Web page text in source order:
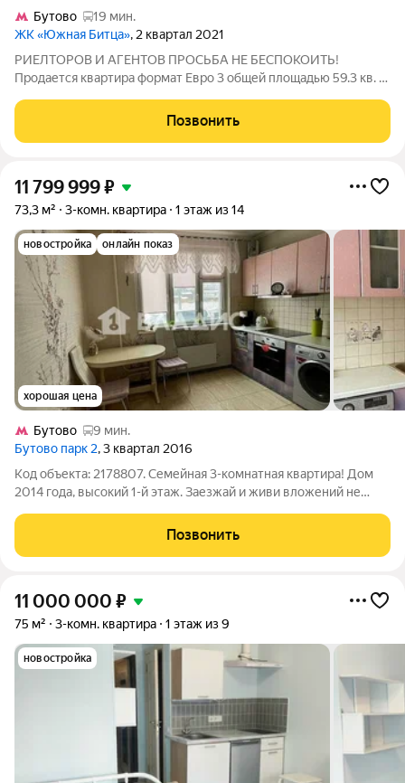
Бутово
19 мин.
ЖК «Южная Битца», 2 квартал 2021
РИЕЛТОРОВ И АГЕНТОВ ПРОСЬБА НЕ БЕСПОКОИТЬ!
Продается квартира формат Евро 3 общей площадью 59.3 кв. м,
расположена на 4 этаже 20-этажного панельного здания.
Жилая площадь составляет 35 кв. м, а кухня
Позвонить
11 799 999₽
73,3 м² 3-комн. квартира 1 этаж из 14
новостройка онлайн показ
хорошая цена
Бутово
9 мин.
Бутово парк 2, 3 квартал 2016
Код объекта: 2178807. Семейная 3-комнатная квартира! Дом
2014 года, высокий 1-й этаж. Заезжай и живи вложений не
детский сад прямо во дворе (2 минуты пешком). Рядом
магазины, аптеки, Ozon/WB.
Позвонить
11 000 000 ₽
75 м² 3-комн. квартира 1 этаж из 9
новостройка